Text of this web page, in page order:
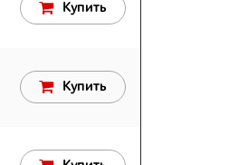
Купить
Купить